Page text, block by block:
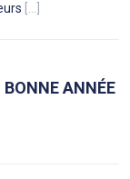
[...]
ANNÉE